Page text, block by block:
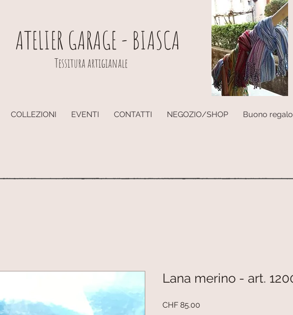
ATELIER GARAGE - BIASCA
Tessitura artigianale
COLLEZIONI EVENTI CONTATTI NEGOZIO/SHOP Buono regalo
Lana merino - art.
CHF 85.00